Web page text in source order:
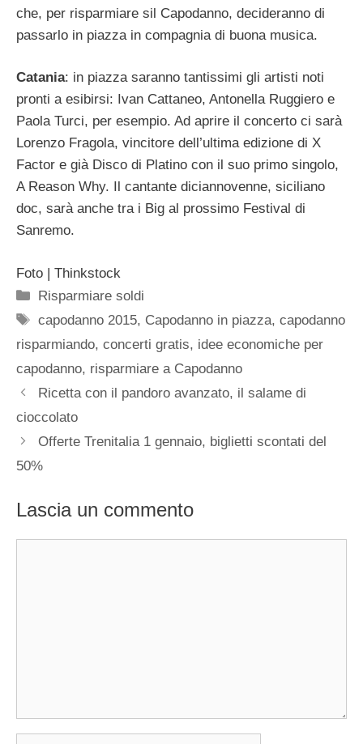
che, per risparmiare sil Capodanno, decideranno di
passarlo in piazza in compagnia di buona musica.
Catania: in piazza saranno tantissimi gli artisti noti
pronti a esibirsi: Ivan Cattaneo, Antonella Ruggiero e
Paola Turci, per esempio. Ad aprire il concerto ci sarà
Lorenzo Fragola, vincitore dell’ultima edizione di X
Factor e già Disco di Platino con il suo primo singolo,
A Reason Why. Il cantante diciannovenne, siciliano
doc, sarà anche tra i Big al prossimo Festival di
Sanremo.
Foto | Thinkstock
Categorie
Risparmiare soldi
Tag
capodanno 2015, Capodanno in piazza,capodanno
risparmiando, concerti gratis, idee economiche per
capodanno, risparmiare a Capodanno
Ricetta con il pandoro avanzato, il salame di
cioccolato
Offerte Trenitalia 1 gennaio, biglietti scontati del
50%
Lascia un commento